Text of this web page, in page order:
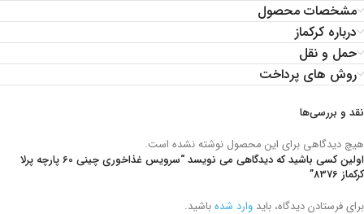
مشخصات محصول
درباره کرکماز
حمل و نقل
روش های پرداخت
نقد و بررسی‌ها
هیچ دیدگاهی برای این محصول نوشته نشده است.
اولین کسی باشید که دیدگاهی می نویسد “سرویس غذاخوری چینی 60 پارچه پرلا
کرکماز 8376”
برای فرستادن دیدگاه، باید وارد شدهباشید.